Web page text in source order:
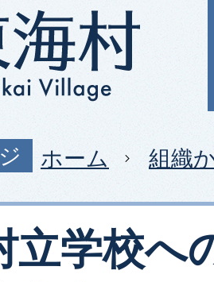
ホーム 組織
立学校へ